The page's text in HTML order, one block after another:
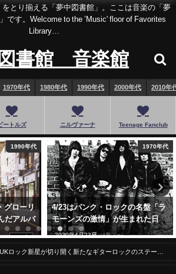
とり揃える「夢中図書館」。ここは音楽の「夢
です。Welcome to the ’Music' floor of Favorites
Library…
書館 音楽館
1970年代 1980年代 1990年代 2000年代 2010年
ートルズ ニルヴァーナ Teenage Fanclub
1990年代
グローリ
だアルバ
1970年代
4/23はパンク・ロックの名盤「ラ
モーンズの激情」が生まれた日
2020年4月23日
UKロック新星が切り開く新たなギターロックのステー